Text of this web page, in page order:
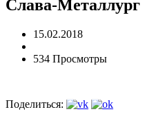
Слава-Металлург
15.02.2018
534 Просмотры
Поделиться: